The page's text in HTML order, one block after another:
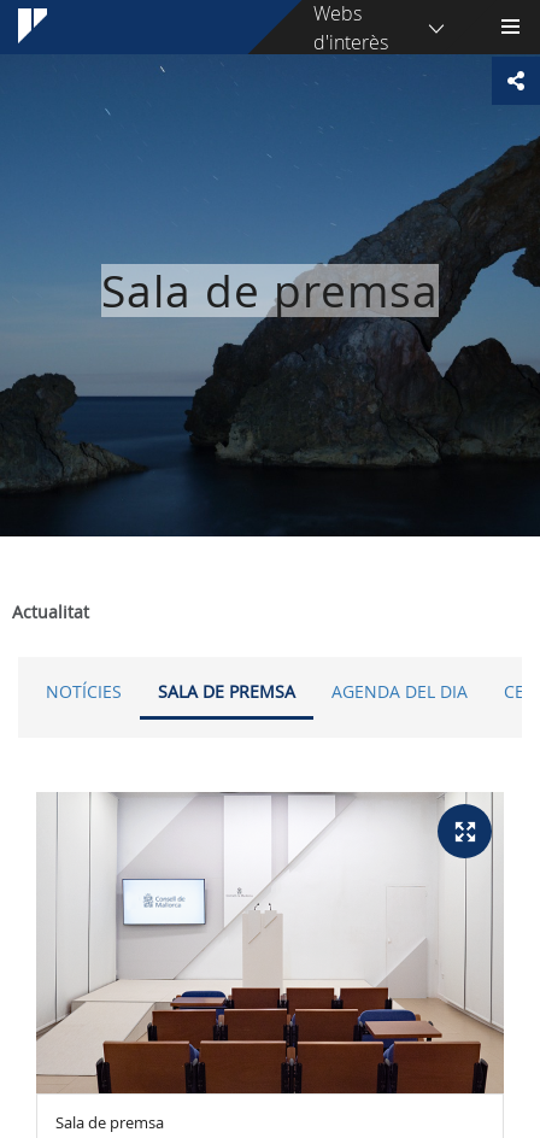
Webs
d'interès
Sala de premsa
Actualitat
NOTÍCIES SALA DE PREMSA AGENDA DEL DIA
Sala de premsa